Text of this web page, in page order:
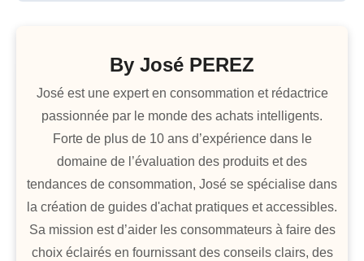
By José PEREZ
José est une expert en consommation et rédactrice
passionnée par le monde des achats intelligents.
Forte de plus de 10 ans d’expérience dans le
domaine de l’évaluation des produits et des
tendances de consommation, José se spécialise dans
la création de guides d'achat pratiques et accessibles.
Sa mission est d’aider les consommateurs à faire des
choix éclairés en fournissant des conseils clairs, des